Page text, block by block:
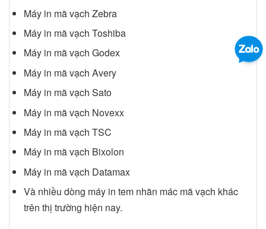
Máy in mã vạch Zebra
Máy in mã vạch Toshiba
Máy in mã vạch Godex
Máy in mã vạch Avery
Máy in mã vạch Sato
Máy in mã vạch Novexx
Máy in mã vạch TSC
Máy in mã vạch Bixolon
Máy in mã vạch Datamax
Và nhiều dòng máy in tem nhãn mác mã vạch khác
trên thị trường hiện nay.